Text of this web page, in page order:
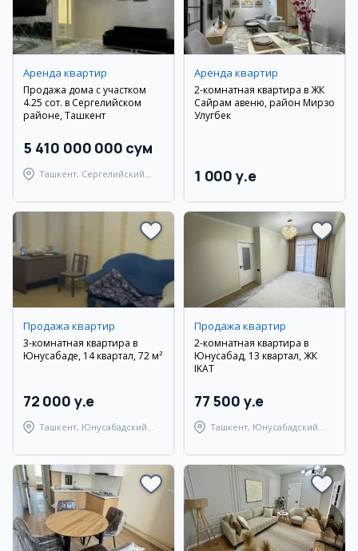
Аренда квартир
Продажа дома с участком
4.25 сот. в Сергелийском
районе, Ташкент
5 410 000 000 сум
Ташкент, Сергелийский
Аренда квартир
2-комнатная квартира в ЖК
Сайрам авеню, район Мирзо
Улугбек
1 000 y.e
Продажа квартир
3-комнатная квартира в
Юнусабаде, 14 квартал, 72 м²
72 000 y.e
Ташкент, Юнусабадский
Продажа квартир
2-комнатная квартира в
Юнусабад, 13 квартал, ЖК
IKAT
77 500 y.e
Ташкент, Юнусабадский